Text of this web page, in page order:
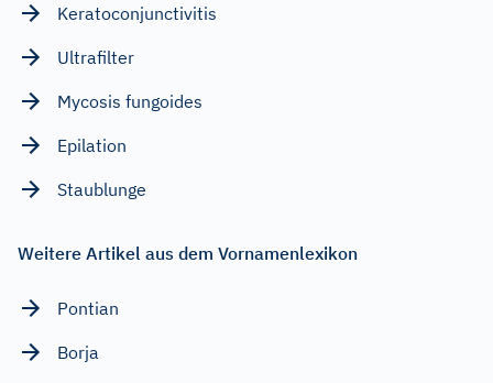
Keratoconjunctivitis
Ultrafilter
Mycosis fungoides
Epilation
Staublunge
Weitere Artikel aus dem Vornamenlexikon
Pontian
Borja